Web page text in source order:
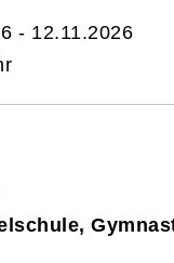
- 12.11.2026